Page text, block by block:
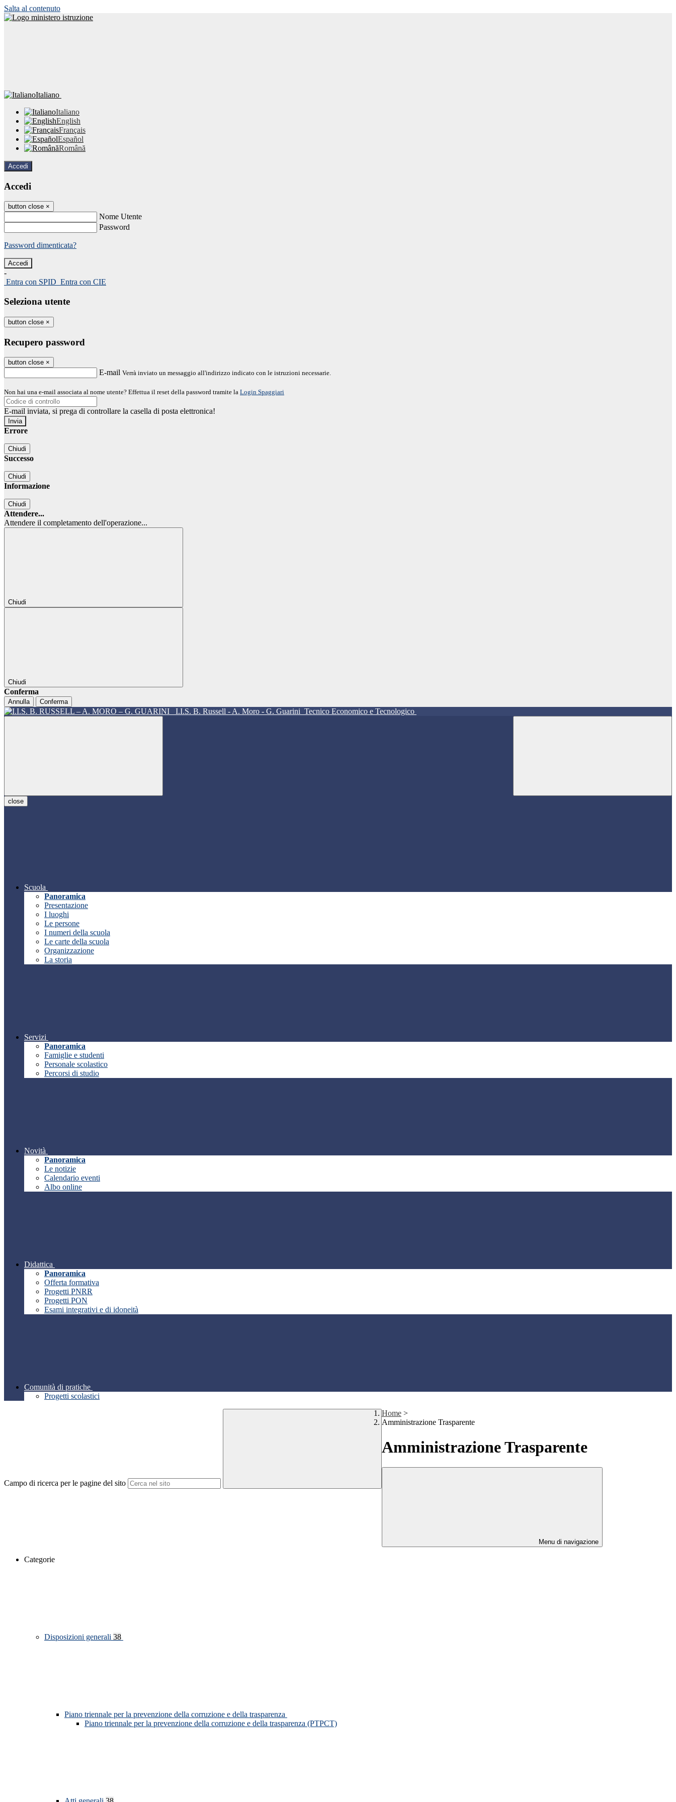
Salta al contenuto
Italiano
Italiano
English
Français
Español
Română
Accedi
Accedi
button close ×
Nome Utente
Password
Password dimenticata?
-
Entra con SPID Entra con CIE
Seleziona utente
button close ×
Recupero password
button close ×
E-mail Verrà inviato un messaggio all'indirizzo indicato con le istruzioni necessarie.
Non hai una e-mail associata al nome utente? Effettua il reset della password tramite la Login Spaggiari
E-mail inviata, si prega di controllare la casella di posta elettronica!
Errore
Chiudi
Successo
Chiudi
Informazione
Chiudi
Attendere...
Attendere il completamento dell'operazione...
Chiudi
Chiudi
Conferma
Annulla Conferma
I.I.S. B. Russell - A. Moro - G. Guarini Tecnico Economico e Tecnologico
close
Scuola
Panoramica
Presentazione
I luoghi
Le persone
I numeri della scuola
Le carte della scuola
Organizzazione
La storia
Servizi
Panoramica
Famiglie e studenti
Personale scolastico
Percorsi di studio
Novità
Panoramica
Le notizie
Calendario eventi
Albo online
Didattica
Panoramica
Offerta formativa
Progetti PNRR
Progetti PON
Esami integrativi e di idoneità
Comunità di pratiche
Progetti scolastici
Campo di ricerca per le pagine del sito
Home >
Amministrazione Trasparente
Amministrazione Trasparente
Menu di navigazione
Categorie
Disposizioni generali 38
Piano triennale per la prevenzione della corruzione e della trasparenza
Piano triennale per la prevenzione della corruzione e della trasparenza (PTPCT)